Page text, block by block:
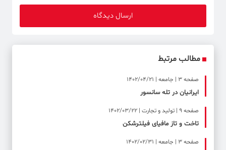
مطالب مرتبط
صفحه ۳ | جامعه | 1402/04/21
ایرانیان در تله سانسور
صفحه ۹ | تولید و تجارت | 1402/03/22
تاخت و تاز مافیای فیلترشکن
صفحه ۳ | جامعه | 1402/02/31